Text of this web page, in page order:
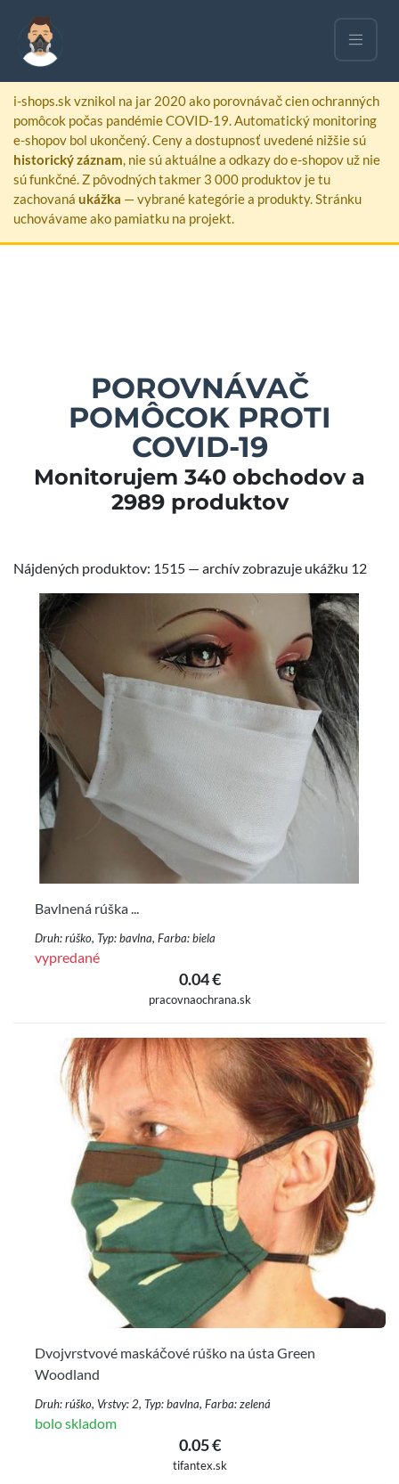
i-shops.sk vznikol na jar 2020 ako porovnávač cien ochranných
pomôcok počas pandémie COVID-19. Automatický monitoring
e-shopov bol ukončený. Ceny a dostupnosť uvedené nižšie sú
historický záznam , nie sú aktuálne a odkazy do e-shopov už nie
sú funkčné. Z pôvodných takmer 3 000 produktov je tu
zachovaná ukážka — vybrané kategórie a produkty. Stránku
uchovávame ako pamiatku na projekt.
POROVNÁVAČ
POMÔCOK PROTI
COVID-19
Monitorujem 340 obchodov a
2989 produktov
Nájdených produktov: 1515 — archív zobrazuje ukážku 12
Bavlnená rúška ...
Druh: rúško, Typ: bavlna, Farba: biela
vypredané
0.04 €
pracovnaochrana.sk
Dvojvrstvové maskáčové rúško na ústa Green
Woodland
Druh: rúško, Vrstvy: 2, Typ: bavlna, Farba: zelená
bolo skladom
0.05 €
tifantex.sk